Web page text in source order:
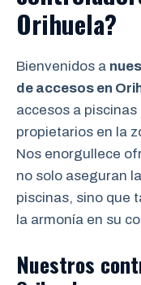
Orihuela?
Bienvenidos a
de accesos en
accesos a
propietarios en la
Nos enorgullece
no solo aseguran
piscinas, sino que
la armonía en su
Nuestros